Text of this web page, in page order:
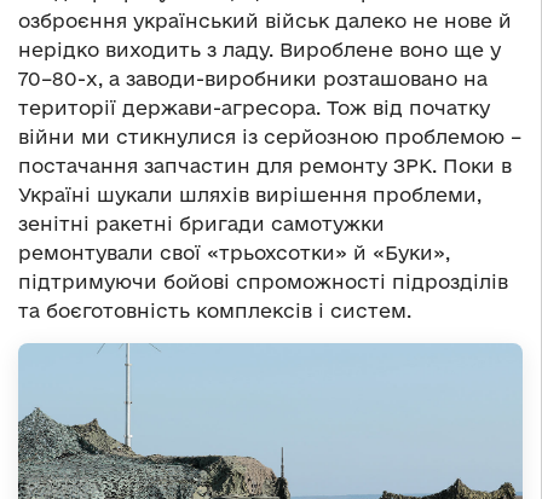
озброєння український військ далеко не нове й
нерідко виходить з ладу. Вироблене воно ще у
70–80-х, а заводи-виробники розташовано на
території держави-агресора. Тож від початку
війни ми стикнулися із серйозною проблемою –
постачання запчастин для ремонту ЗРК. Поки в
Україні шукали шляхів вирішення проблеми,
зенітні ракетні бригади самотужки
ремонтували свої «трьохсотки» й «Буки»,
підтримуючи бойові спроможності підрозділів
та боєготовність комплексів і систем.